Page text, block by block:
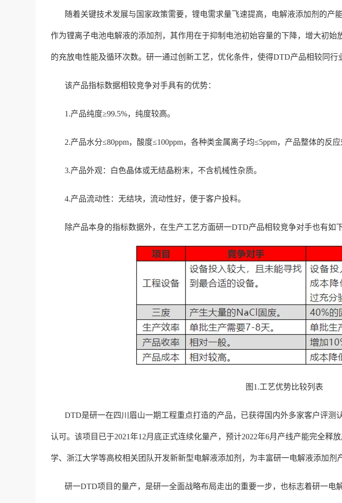
随着关键技术发展与国家政策需要，锂电需求量飞速提高，电解液添加剂的产
作为锂离子电池电解液的添加剂，其作用在于抑制电池初始容量的下降，增大初
的充放电性能及循环次数。研一通过创新工艺，优化条件，使得DTD产品相较同行
该产品指标数据相较竞争对手具有的优势：
1.产品纯度≥99.5%，纯度较高。
2.产品水分≤80ppm，酸度≤100ppm，各种类金属离子均≤5ppm，产品整体的反应
3.产品外观：白色晶体或无结晶粉末，不含机械性杂质。
4.产品流动性：无结块，流动性好，便于客户投料。
除产品本身的指标数据外，在生产工艺方面研一DTD产品相较竞争对手也有如
图1.工艺优势比较列表
DTD是研一在四川眉山一期工程重点打造的产品，已获得国内外多家客户评测
认可。该项目已于2021年12月底正式连续化量产，预计2022年6月产线产能完全释
学、浙江大学等高校相关团队开发新新型电解液添加剂，为丰富研一电解液添加剂
研一DTD项目的量产，是研一全面战略布局走出的重要一步，也标志着研一电